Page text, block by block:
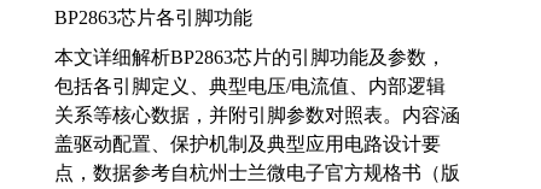
BP2863芯片各引脚功能
本文详细解析BP2863芯片的引脚功能及参数，
包括各引脚定义、典型电压/电流值、内部逻辑
关系等核心数据，并附引脚参数对照表。内容涵
盖驱动配置、保护机制及典型应用电路设计要
点，数据参考自杭州士兰微电子官方规格书（版